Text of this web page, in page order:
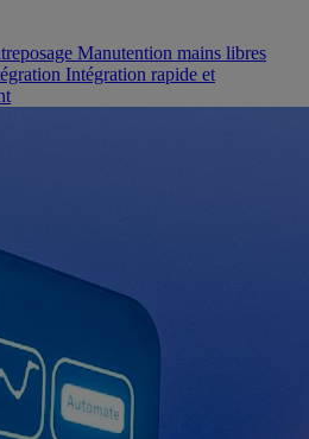
Manutention mains libres
Intégration rapide et